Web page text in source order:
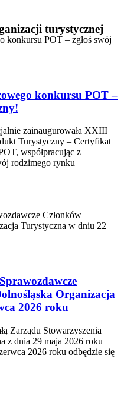
turystycznej
konkursu POT –
zainaugurowała XXIII
Turystyczny – Certyfikat
współpracując z
rodzimego rynku
Organizacja
2026 roku
Zarządu Stowarzyszenia
z dnia 29 maja 2026 roku
2026 roku odbędzie się